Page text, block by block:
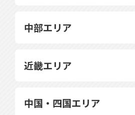
中部エリア
近畿エリア
中国・四国エリア